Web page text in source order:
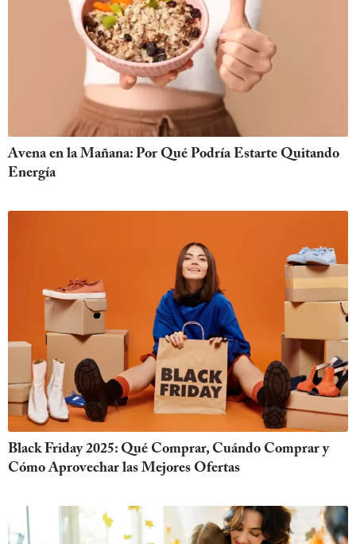
Avena en la Mañana: Por Qué Podría Estarte Quitando
Energía
Black Friday 2025: Qué Comprar, Cuándo Comprar y
Cómo Aprovechar las Mejores Ofertas